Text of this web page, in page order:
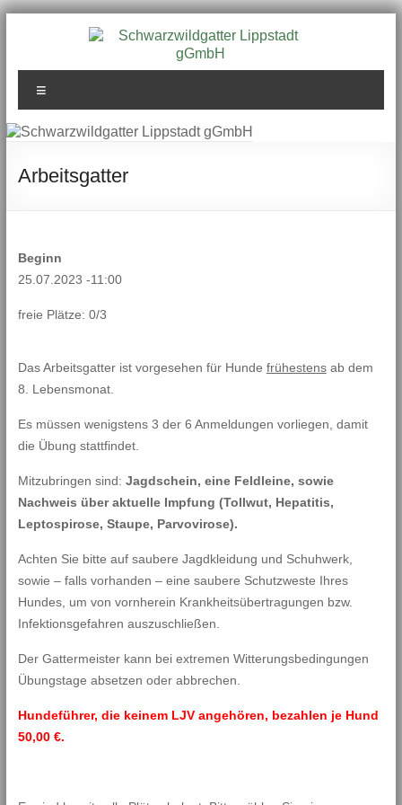
Schwarzwildgatter
Lippstadt gGmbH
Arbeitsgatter
Beginn
25.07.2023 -11:00
freie Plätze: 0/3
Das Arbeitsgatter ist vorgesehen für Hunde frühestensab dem
8. Lebensmonat.
Es müssen wenigstens 3 der 6 Anmeldungen vorliegen, damit
die Übung stattfindet.
Mitzubringen sind: Jagdschein, eine Feldleine, sowie
Nachweis über aktuelle Impfung (Tollwut, Hepatitis,
Leptospirose, Staupe, Parvovirose).
Achten Sie bitte auf saubere Jagdkleidung und Schuhwerk,
sowie – falls vorhanden – eine saubere Schutzweste Ihres
Hundes, um von vornherein Krankheitsübertragungen bzw.
Infektionsgefahren auszuschließen.
Der Gattermeister kann bei extremen Witterungsbedingungen
Übungstage absetzen oder abbrechen.
Hundeführer, die keinem LJV angehören, bezahlen je Hund
50,00 €.